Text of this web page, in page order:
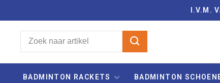
I.V.M.
BADMINTON RACKETS BADMINTON